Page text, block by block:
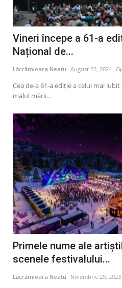
Vineri începe a 61-a
Național de...
Lăcrămioara Neațu August 22, 2024
Cea de-a 61-a ediție a celui mai
malul mării...
Primele nume ale
scenele festivalului...
Lăcrămioara Neațu Noiembrie 29, 2023